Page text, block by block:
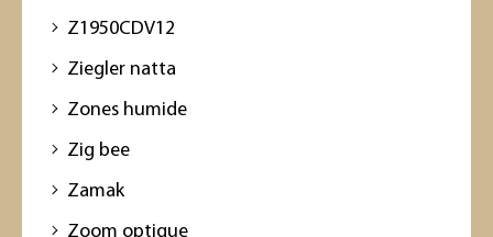
Z1950CDV12
Ziegler natta
Zones humide
Zig bee
Zamak
Zoom optique